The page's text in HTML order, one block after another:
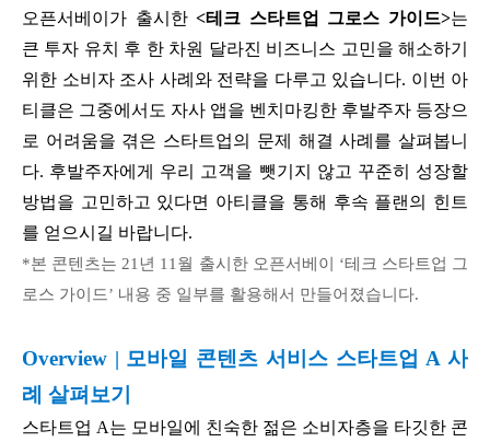
오픈서베이가 출시한<테크 스타트업 그로스 가이드>는
큰 투자 유치 후 한 차원 달라진 비즈니스 고민을 해소하기
위한 소비자 조사 사례와 전략을 다루고 있습니다. 이번 아
티클은 그중에서도 자사 앱을 벤치마킹한 후발주자 등장으
로 어려움을 겪은 스타트업의 문제 해결 사례를 살펴봅니
다. 후발주자에게 우리 고객을 뺏기지 않고 꾸준히 성장할
방법을 고민하고 있다면 아티클을 통해 후속 플랜의 힌트
를 얻으시길 바랍니다.
*본 콘텐츠는 21년 11월 출시한 오픈서베이 ‘테크 스타트업 그
로스 가이드’ 내용 중 일부를 활용해서 만들어졌습니다.
Overview | 모바일 콘텐츠 서비스 스타트업 A 사
례 살펴보기
스타트업 A는 모바일에 친숙한 젊은 소비자층을 타깃한 콘